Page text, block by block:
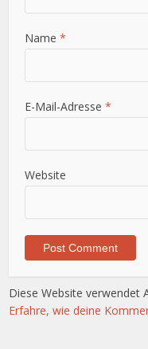
Name*
E-Mail-Adresse*
Website
Diese Website verwendet
Erfahre, wie deine